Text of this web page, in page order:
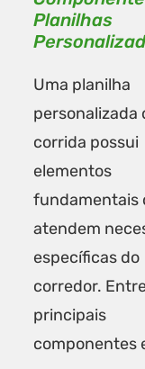
Planilhas
Uma planilha
personalizada
corrida possui
elementos
fundamentais
atendem
específicas do
corredor.
principais
componentes